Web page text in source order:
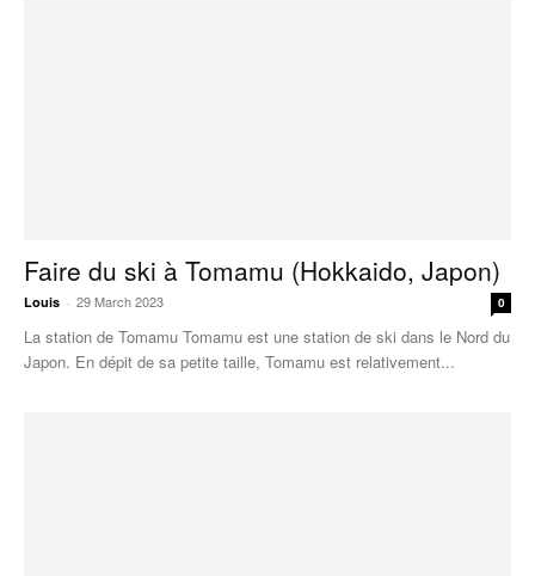
Faire du ski à Tomamu (Hokkaido, Japon)
Louis - 29 March 2023 0
La station de Tomamu Tomamu est une station de ski dans le Nord du
Japon. En dépit de sa petite taille, Tomamu est relativement...